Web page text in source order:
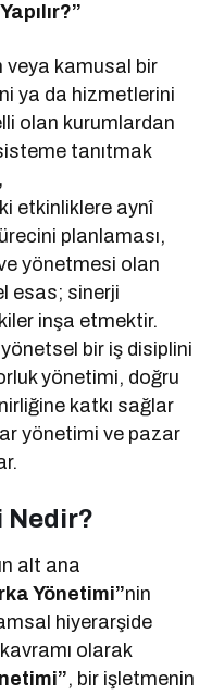
veya kamusal bir
ya da hizmetlerini
olan kurumlardan
tanıtmak
etkinliklere aynî
planlaması,
yönetmesi olan
esas; sinerji
inşa etmektir.
bir iş disiplini
yönetimi, doğru
katkı sağlar
yönetimi ve pazar
Nedir?
alt ana
Yönetimi”nin
hiyerarşide
olarak
, bir işletmenin